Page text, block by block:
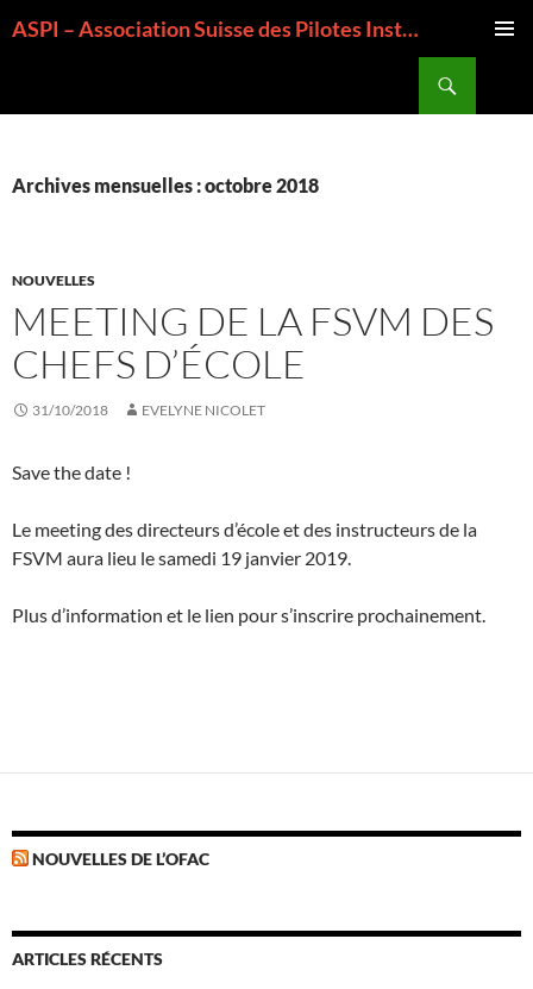
au
ASPI – Association Suisse des Pilotes Instructeurs
Archives mensuelles : octobre 2018
NOUVELLES
MEETING DE LA FSVM DES
CHEFS D’ÉCOLE
31/10/2018 EVELYNE NICOLET
Save the date !
Le meeting des directeurs d’école et des instructeurs de la
FSVM aura lieu le samedi 19 janvier 2019.
Plus d’information et le lien pour s’inscrire prochainement.
NOUVELLES DE L’OFAC
ARTICLES RÉCENTS